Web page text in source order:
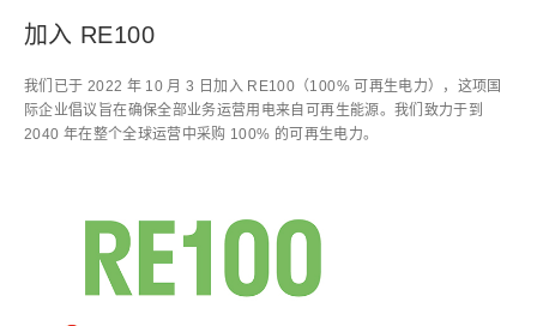
加入 RE100
我们已于 2022 年 10 月 3 日加入 RE100（100% 可再生电力），这项国
际企业倡议旨在确保全部业务运营用电来自可再生能源。我们致力于到
2040 年在整个全球运营中采购 100% 的可再生电力。